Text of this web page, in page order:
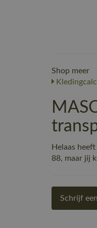
Shop meer
Helaas
88, maar jij
Schrijf